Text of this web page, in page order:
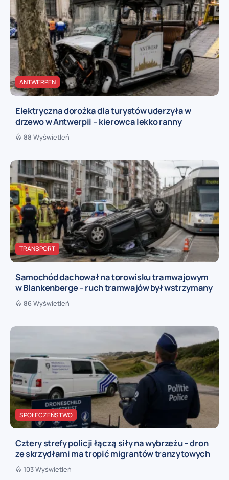
ANTWERPEN
Elektryczna dorożka dla turystów uderzyła w
drzewo w Antwerpii – kierowca lekko ranny
88 Wyświetleń
TRANSPORT
Samochód dachował na torowisku tramwajowym
w Blankenberge – ruch tramwajów był wstrzymany
86 Wyświetleń
SPOŁECZEŃSTWO
Cztery strefy policji łączą siły na wybrzeżu – dron
ze skrzydłami ma tropić migrantów tranzytowych
103 Wyświetleń